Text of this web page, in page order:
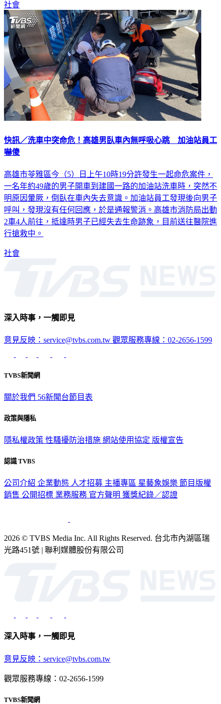
社會
快訊／洗車中突命危！高雄男臥車內無呼吸心跳 加油站員工
嚇傻
高雄市苓雅區今（5）日上午10時19分許發生一起命危案件，
一名年約49歲的男子開車到建國一路的加油站洗車時，突然不
明原因暈厥，倒臥在車內失去意識。加油站員工發現後向男子
呼叫，發現沒有任何回應，於是通報警消。高雄市消防局出動
2車4人前往，抵達時男子已經失去生命跡象，目前送往醫院進
行搶救中。
社會
深入時事，一觸即見
意見反映：service@tvbs.com.tw 觀眾服務專線：02-2656-1599
TVBS新聞網
關於我們 56新聞台節目表
政策與隱私
隱私權政策 性騷擾防治措施 網站使用協定 版權宣告
認識 TVBS
公司介紹 企業動態 人才招募 主播專區 星藝象娛樂 節目版權
銷售 公開招標 業務服務 官方聲明 獲獎紀錄／認證
2026 © TVBS Media Inc. All Rights Reserved. 台北市內湖區瑞
光路451號 | 聯利媒體股份有限公司
深入時事，一觸即見
意見反映：service@tvbs.com.tw
觀眾服務專線：02-2656-1599
TVBS新聞網